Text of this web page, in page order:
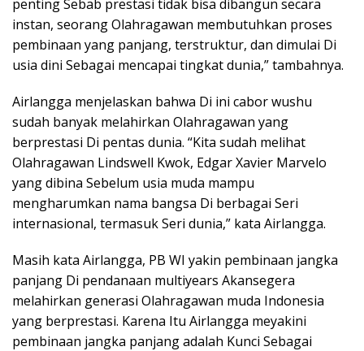
penting Sebab prestasi tidak bisa dibangun secara
instan, seorang Olahragawan membutuhkan proses
pembinaan yang panjang, terstruktur, dan dimulai Di
usia dini Sebagai mencapai tingkat dunia,” tambahnya.
Airlangga menjelaskan bahwa Di ini cabor wushu
sudah banyak melahirkan Olahragawan yang
berprestasi Di pentas dunia. “Kita sudah melihat
Olahragawan Lindswell Kwok, Edgar Xavier Marvelo
yang dibina Sebelum usia muda mampu
mengharumkan nama bangsa Di berbagai Seri
internasional, termasuk Seri dunia,” kata Airlangga.
Masih kata Airlangga, PB WI yakin pembinaan jangka
panjang Di pendanaan multiyears Akansegera
melahirkan generasi Olahragawan muda Indonesia
yang berprestasi. Karena Itu Airlangga meyakini
pembinaan jangka panjang adalah Kunci Sebagai